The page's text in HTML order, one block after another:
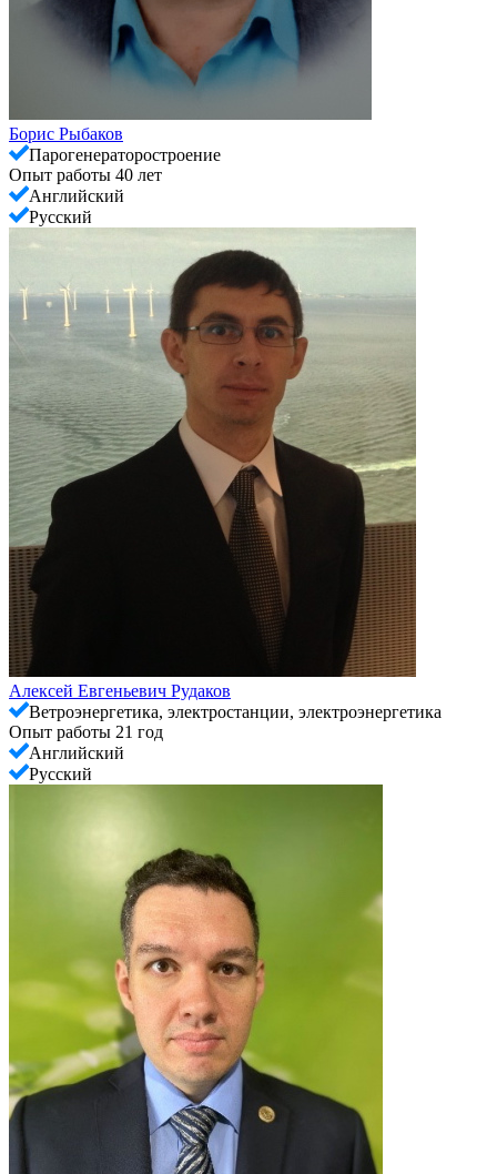
Борис Рыбаков
Парогенераторостроение
Опыт работы 40 лет
Английский
Русский
Алексей Евгеньевич Рудаков
Ветроэнергетика, электростанции, электроэнергетика
Опыт работы 21 год
Английский
Русский